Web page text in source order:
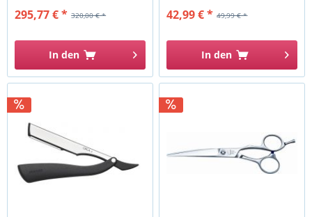
320,00 € *
295,77 € *
In den
49,99 € *
42,99 € *
In den